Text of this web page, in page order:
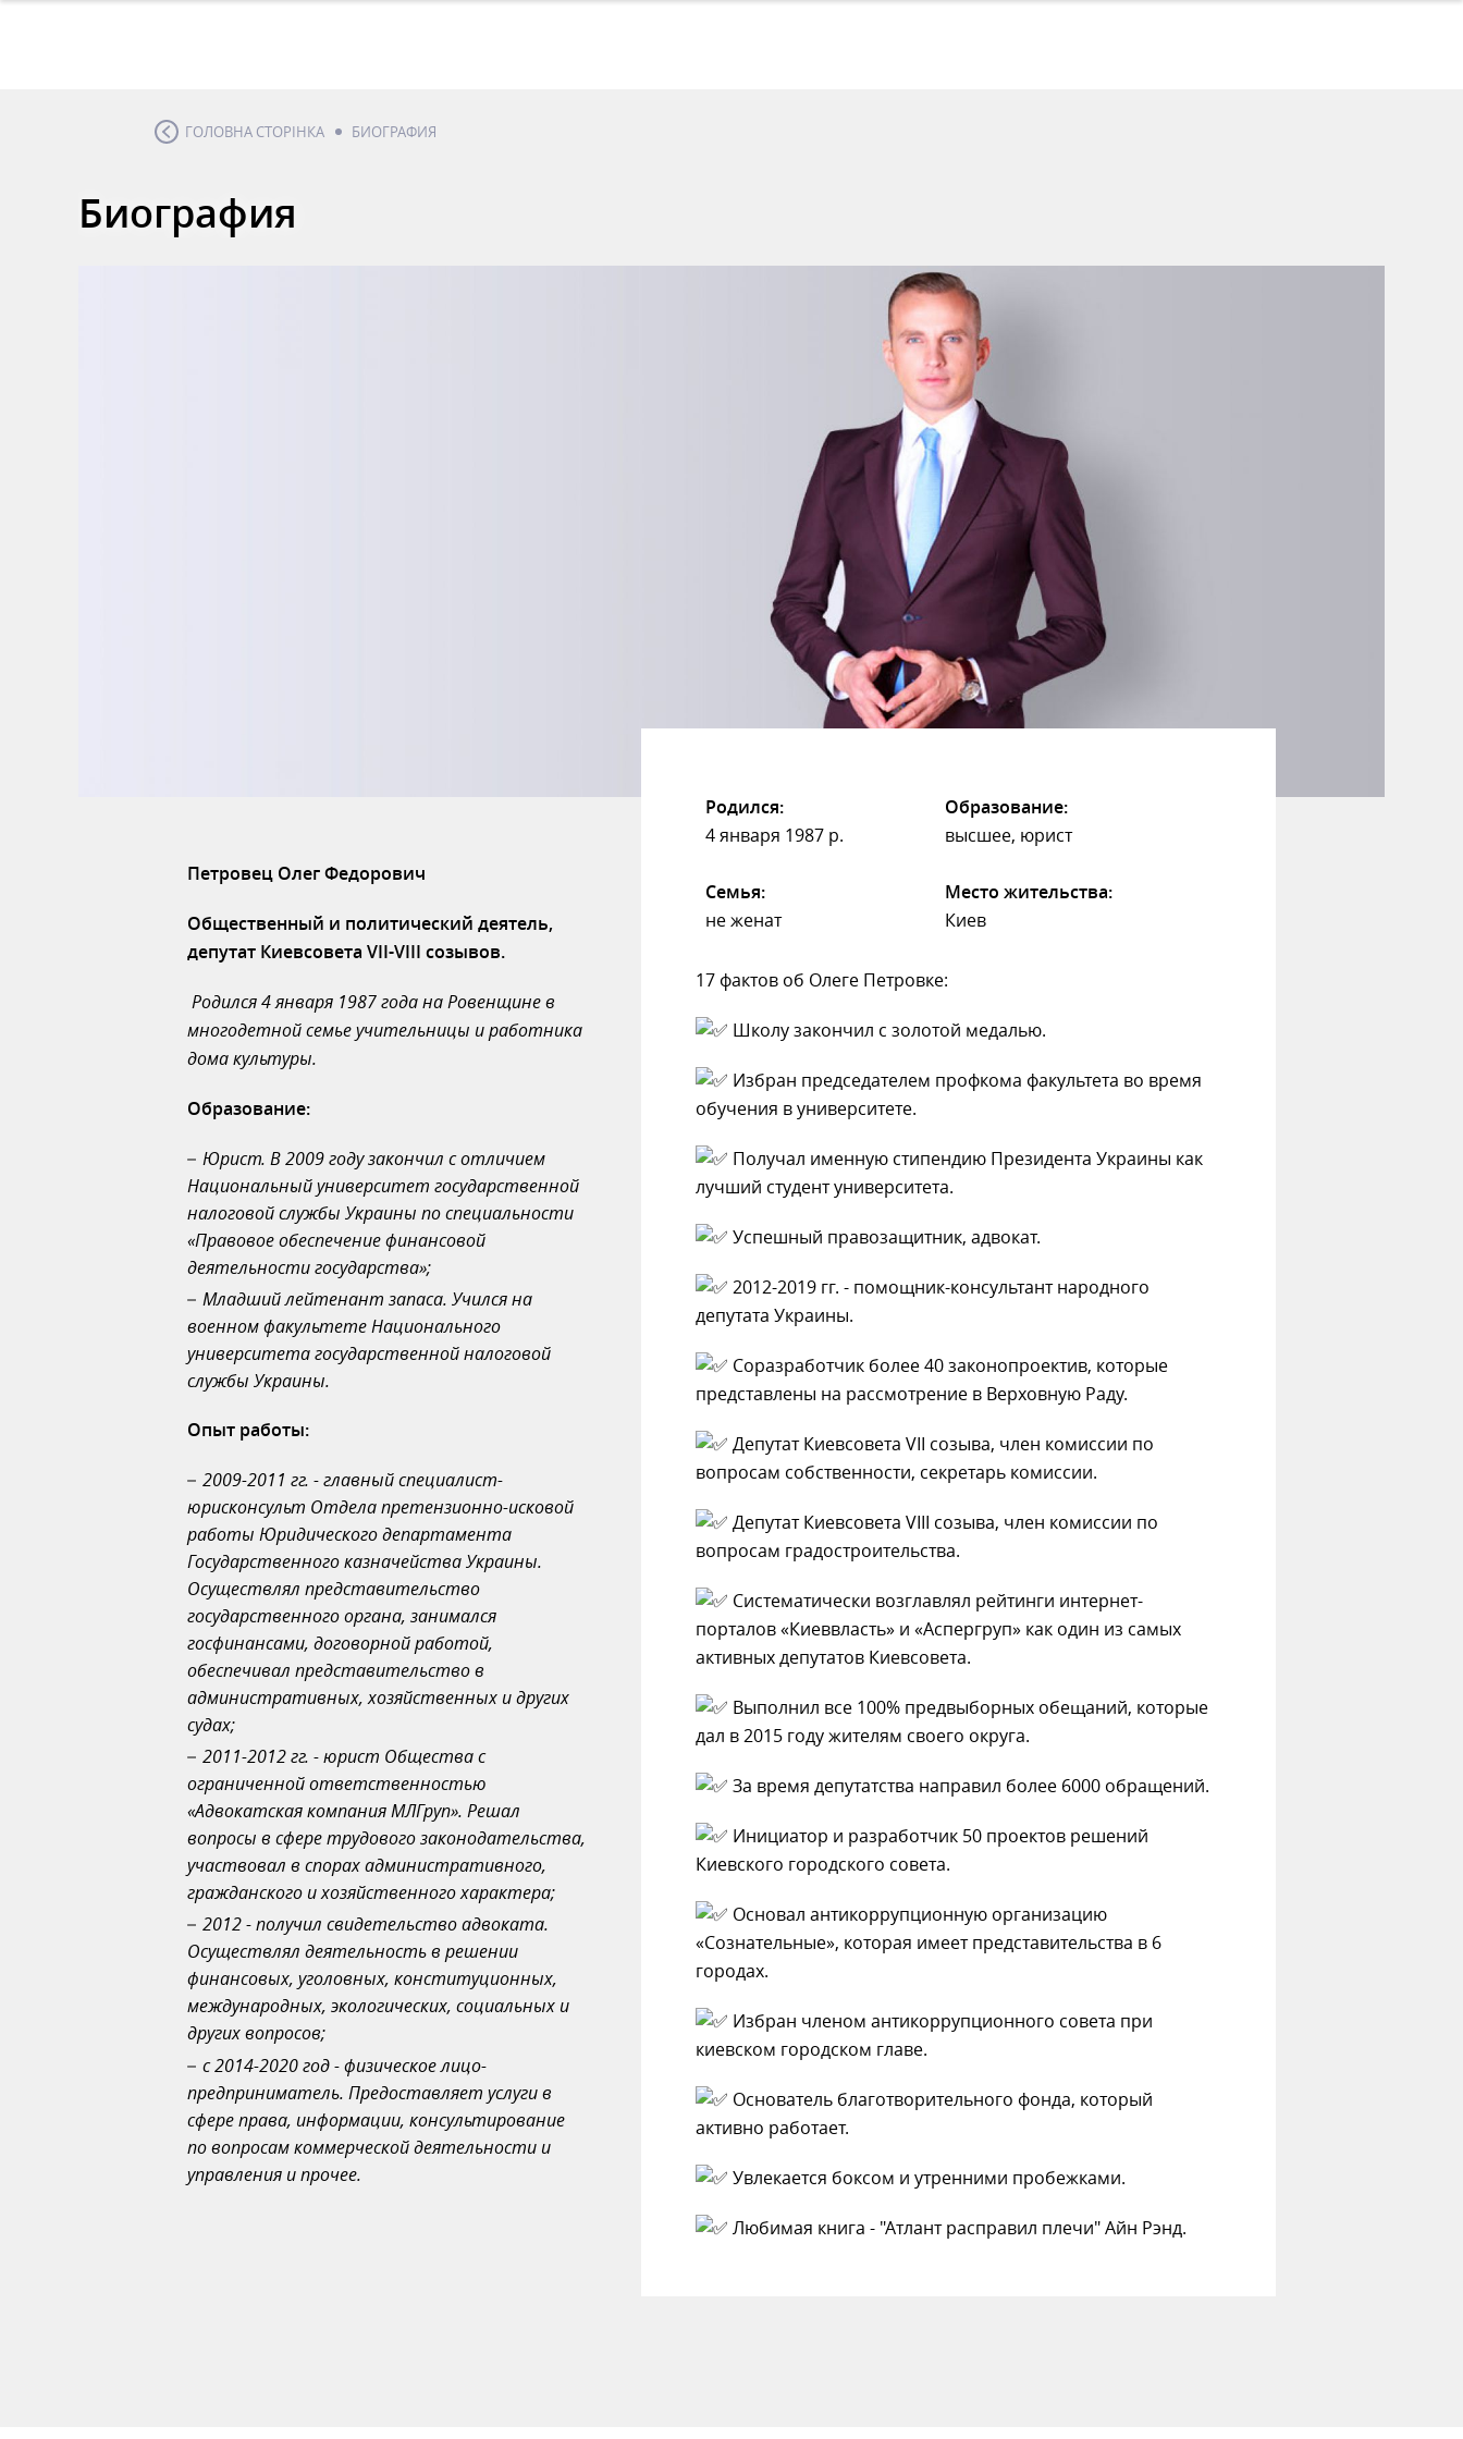
ГОЛОВНА СТОРІНКА БИОГРАФИЯ
Биография
Петровец Олег Федорович
Общественный и политический деятель,
депутат Киевсовета VII-VIII созывов.
Родился 4 января 1987 года на Ровенщине в
многодетной семье учительницы и работника
дома культуры.
Образование:
Юрист. В 2009 году закончил с отличием
Национальный университет государственной
налоговой службы Украины по специальности
«Правовое обеспечение финансовой
деятельности государства»;
Младший лейтенант запаса. Учился на
военном факультете Национального
университета государственной налоговой
службы Украины.
Опыт работы:
2009-2011 гг. - главный специалист-
юрисконсульт Отдела претензионно-исковой
работы Юридического департамента
Государственного казначейства Украины.
Осуществлял представительство
государственного органа, занимался
госфинансами, договорной работой,
обеспечивал представительство в
административных, хозяйственных и других
судах;
2011-2012 гг. - юрист Общества с
ограниченной ответственностью
«Адвокатская компания МЛГруп». Решал
вопросы в сфере трудового законодательства,
участвовал в спорах административного,
гражданского и хозяйственного характера;
2012 - получил свидетельство адвоката.
Осуществлял деятельность в решении
финансовых, уголовных, конституционных,
международных, экологических, социальных и
других вопросов;
с 2014-2020 год - физическое лицо-
предприниматель. Предоставляет услуги в
сфере права, информации, консультирование
по вопросам коммерческой деятельности и
управления и прочее.
Родился:
4 января 1987 р.
Семья:
не женат
Образование:
высшее, юрист
Место жительства:
Киев
17 фактов об Олеге Петровке:
Школу закончил с золотой медалью.
Избран председателем профкома факультета во время
обучения в университете.
Получал именную стипендию Президента Украины как
лучший студент университета.
Успешный правозащитник, адвокат.
2012-2019 гг. - помощник-консультант народного
депутата Украины.
Соразработчик более 40 законопроектив, которые
представлены на рассмотрение в Верховную Раду.
Депутат Киевсовета VII созыва, член комиссии по
вопросам собственности, секретарь комиссии.
Депутат Киевсовета VIII созыва, член комиссии по
вопросам градостроительства.
Систематически возглавлял рейтинги интернет-
порталов «Киеввласть» и «Аспергруп» как один из самых
активных депутатов Киевсовета.
Выполнил все 100% предвыборных обещаний, которые
дал в 2015 году жителям своего округа.
За время депутатства направил более 6000 обращений.
Инициатор и разработчик 50 проектов решений
Киевского городского совета.
Основал антикоррупционную организацию
«Сознательные», которая имеет представительства в 6
городах.
Избран членом антикоррупционного совета при
киевском городском главе.
Основатель благотворительного фонда, который
активно работает.
Увлекается боксом и утренними пробежками.
Любимая книга - "Атлант расправил плечи" Айн Рэнд.